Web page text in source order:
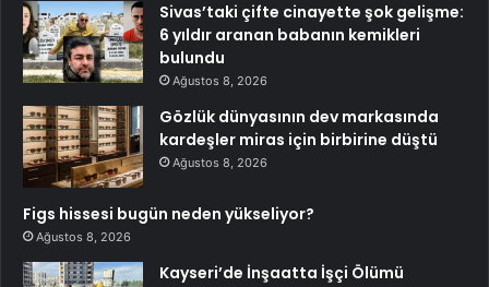
Sivas’taki çifte cinayette şok gelişme:
6 yıldır aranan babanın kemikleri
bulundu
Ağustos 8, 2026
Gözlük dünyasının dev markasında
kardeşler miras için birbirine düştü
Ağustos 8, 2026
Figs hissesi bugün neden yükseliyor?
Ağustos 8, 2026
Kayseri’de İnşaatta İşçi Ölümü